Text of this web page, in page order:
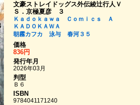
文豪ストレイドッグス外伝綾辻行人Ｖ
Ｓ．京極夏彦 ３
Ｋａｄｏｋａｗａ Ｃｏｍｉｃｓ Ａ
ＫＡＤＯＫＡＷＡ
朝霧カフカ
泳与
春河３５
価格
836円
発行年月
2026年03月
判型
Ｂ６
ISBN
9784041171240